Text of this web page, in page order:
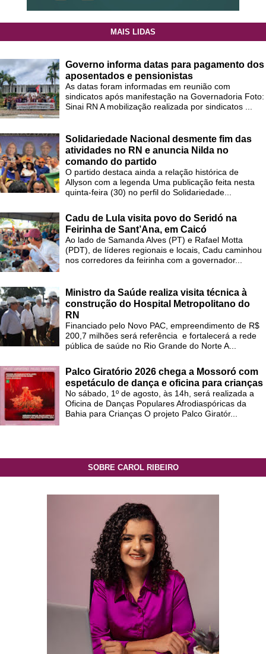
MAIS LIDAS
Governo informa datas para pagamento dos
aposentados e pensionistas
As datas foram informadas em reunião com
sindicatos após manifestação na Governadoria Foto:
Sinai RN A mobilização realizada por sindicatos ...
Solidariedade Nacional desmente fim das
atividades no RN e anuncia Nilda no
comando do partido
O partido destaca ainda a relação histórica de
Allyson com a legenda Uma publicação feita nesta
quinta-feira (30) no perfil do Solidariedade...
Cadu de Lula visita povo do Seridó na
Feirinha de Sant’Ana, em Caicó
Ao lado de Samanda Alves (PT) e Rafael Motta
(PDT), de líderes regionais e locais, Cadu caminhou
nos corredores da feirinha com a governador...
Ministro da Saúde realiza visita técnica à
construção do Hospital Metropolitano do
RN
Financiado pelo Novo PAC, empreendimento de R$
200,7 milhões será referência e fortalecerá a rede
pública de saúde no Rio Grande do Norte A...
Palco Giratório 2026 chega a Mossoró com
espetáculo de dança e oficina para crianças
No sábado, 1º de agosto, às 14h, será realizada a
Oficina de Danças Populares Afrodiaspóricas da
Bahia para Crianças O projeto Palco Giratór...
SOBRE CAROL RIBEIRO